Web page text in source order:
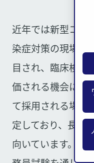
近年では新型コロ
染症対策の現場と
目され、臨床検査
価される機会にも
て採用される場合
定しており、長期
向いています。採